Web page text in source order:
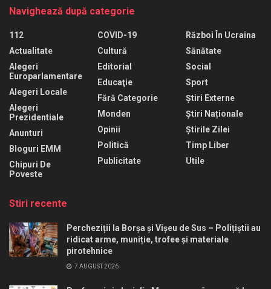
Navighează după categorie
112
Actualitate
Alegeri
Europarlamentare
Alegeri Locale
Alegeri
Prezidentiale
Anunturi
Bloguri EMM
Chipuri De
Poveste
COVID-19
Cultură
Editorial
Educaţie
Fără Categorie
Monden
Opinii
Politică
Publicitate
Război În Ucraina
Sănătate
Social
Sport
Știri Externe
Știri Naționale
Știrile Zilei
Timp Liber
Utile
Stiri recente
Percheziții la Borșa și Vișeu de Sus – Polițiștii au
ridicat arme, muniție, trofee și materiale
pirotehnice
7 AUGUST 2026